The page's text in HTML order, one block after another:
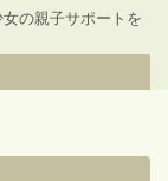
の親子サポートを